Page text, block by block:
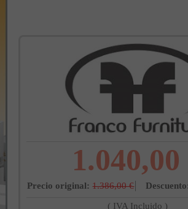
1.040,00
Precio original: 1.386,00 € Descuento:
( IVA Incluido )